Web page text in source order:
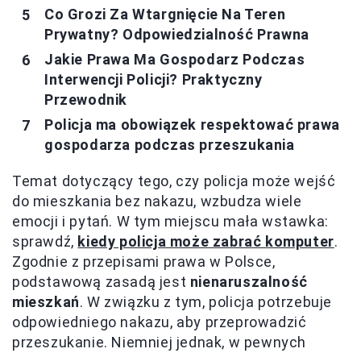
Co Grozi Za Wtargnięcie Na Teren
Prywatny? Odpowiedzialność Prawna
Jakie Prawa Ma Gospodarz Podczas
Interwencji Policji? Praktyczny
Przewodnik
Policja ma obowiązek respektować prawa
gospodarza podczas przeszukania
Temat dotyczący tego, czy policja może wejść
do mieszkania bez nakazu, wzbudza wiele
emocji i pytań. W tym miejscu mała wstawka:
sprawdź, kiedy policja może zabrać komputer.
Zgodnie z przepisami prawa w Polsce,
podstawową zasadą jest nienaruszalność
mieszkań. W związku z tym, policja potrzebuje
odpowiedniego nakazu, aby przeprowadzić
przeszukanie. Niemniej jednak, w pewnych